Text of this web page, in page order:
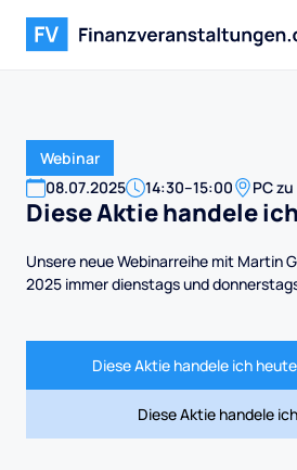
Webinar
08.07.2025 14:30–15:00 PC
Diese Aktie handele
Unsere neue Webinarreihe mit Martin
2025 immer dienstags und
Diese Aktie handele ich
Diese Aktie handele